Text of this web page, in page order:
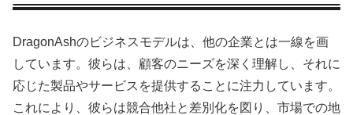
DragonAshのビジネスモデルは、他の企業とは一線を画
しています。彼らは、顧客のニーズを深く理解し、それに
応じた製品やサービスを提供することに注力しています。
これにより、彼らは競合他社と差別化を図り、市場での地